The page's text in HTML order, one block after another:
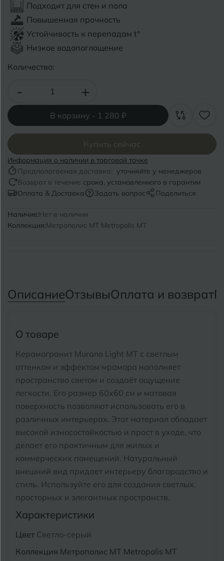
Подходит для стен и пола
Повышенная прочность
Устойчивость к перепадам t°
Низкое водопоглощение
Количество:
- +
В корзину - 1 280 ₽
Купить сейчас
Информация о наличии в торговой точке
Предполагаемая доставка: уточняйте у менеджеров
Возврат в течение срока, установленного в гарантии
Оплата & Доставка
Задать вопрос Поделиться
Наличие:Нет в наличии
Коллекция:Метрополис MT Metropolis MT
ОписаниеОтзывыОплата и возврат
О товаре
Керамогранит Murano Light MT с светлым
оттенком и эффектом мрамора наполняет
пространство светом и создаёт ощущение
легкости. Его размер 60x60 см и матовая
поверхность позволяют использовать его в
различных интерьерах. Этот материал обладает
высокой износостойкостью и прост в уходе, что
делает его практичным для жилых и
коммерческих помещений. Натуральный
внешний вид придает интерьеру благородство и
стиль. Используйте его для создания светлых,
просторных и элегантных пространств.
Характеристики
Цвет Светло-серый
Коллекция Метрополис MT Metropolis MT
В Великий Новгород
Владимир
Волгоград
Волгодонск
Вологда
Воронеж
Воткинск
Г Геленджик
Екатеринбург
Иваново
Ижевск
Казань
Кемерово
Ковров
Кострома
Котлас
Курган
Курганинск
Саратов
Сосновый Бор
Сочи
Сыктывкар
Т
Тимашевск
Томск
Тула
У Улан-Удэ
Ульяновск
Уфа